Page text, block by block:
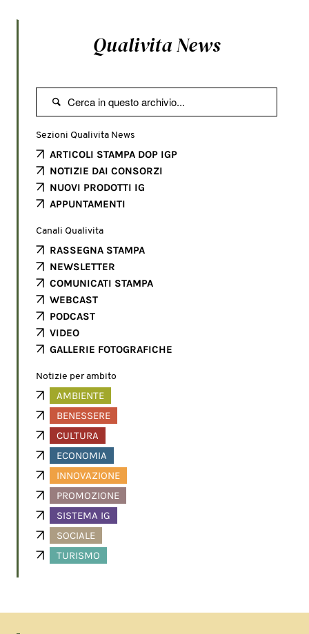
Qualivita News

Sezioni Qualivita News
ARTICOLI STAMPA DOP IGP
NOTIZIE DAI CONSORZI
NUOVI PRODOTTI IG
APPUNTAMENTI
Canali Qualivita
RASSEGNA STAMPA
NEWSLETTER
COMUNICATI STAMPA
WEBCAST
PODCAST
VIDEO
GALLERIE FOTOGRAFICHE
Notizie per ambito
AMBIENTE
BENESSERE
CULTURA
ECONOMIA
INNOVAZIONE
PROMOZIONE
SISTEMA IG
SOCIALE
TURISMO